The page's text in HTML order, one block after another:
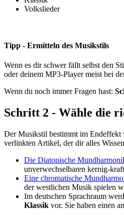
Volkslieder
Tipp - Ermitteln des Musikstils
Wenn es dir schwer fällt selbst den
oder deinem MP3-Player meist bei
Wenn du noch immer Fragen hast:
Schritt 2 - Wähle die
Der Musikstil bestimmt im Endeffekt
verlinkten Artikel, der dir alles
Die Diatonische
unverwechselbaren kernig-
Eine chromatische
der westlichen Musik spielen
Im deutschen Sprachraum
Klassik vor. Sie haben einen